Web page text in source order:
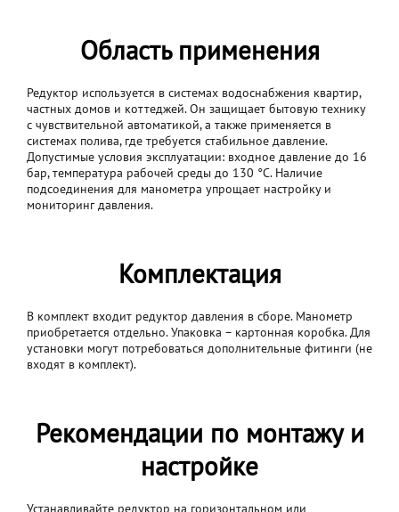
Область применения
Редуктор используется в системах водоснабжения квартир,
частных домов и коттеджей. Он защищает бытовую технику
с чувствительной автоматикой, а также применяется в
системах полива, где требуется стабильное давление.
Допустимые условия эксплуатации: входное давление до 16
бар, температура рабочей среды до 130 °C. Наличие
подсоединения для манометра упрощает настройку и
мониторинг давления.
Комплектация
В комплект входит редуктор давления в сборе. Манометр
приобретается отдельно. Упаковка – картонная коробка. Для
установки могут потребоваться дополнительные фитинги (не
входят в комплект).
Рекомендации по монтажу и
настройке
Устанавливайте редуктор на горизонтальном или